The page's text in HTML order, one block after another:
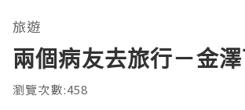
旅遊
兩個病友去旅行－金
瀏覽次數:458